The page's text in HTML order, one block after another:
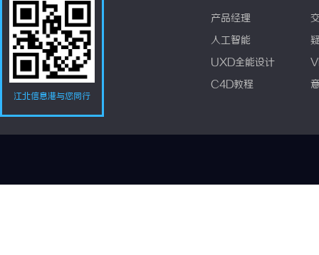
江北信息港与您同行
产品经理
人工智能
UXD全能设计
C4D教程